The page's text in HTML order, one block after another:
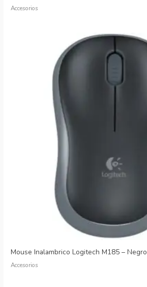
Accesorios
Mouse Inalambrico Logitech M185 – Negro
Accesorios